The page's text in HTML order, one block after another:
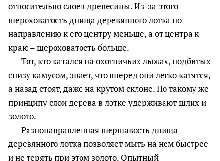
относительно слоев древесины. Из-за этого
шероховатость днища деревянного лотка по
направлению к его центру меньше, а от центра к
краю – шероховатость больше.
Тот, кто катался на охотничьих лыжах, подбитых
снизу камусом, знает, что вперед они легко катятся,
а назад стоят, даже на крутом склоне. По такому же
принципу слои дерева в лотке удерживают шлих и
золото.
Разнонаправленная шершавость днища
деревянного лотка позволяет мыть на нем быстрее
и не терять при этом золото. Опытный